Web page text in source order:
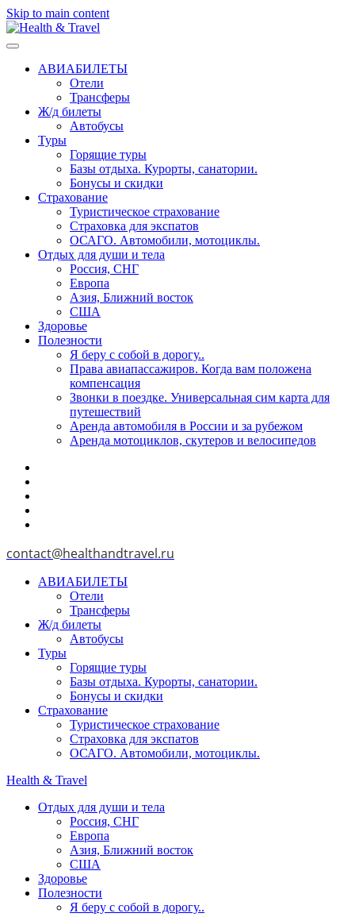
Skip to main content
АВИАБИЛЕТЫ
Отели
Трансферы
Ж/д билеты
Автобусы
Туры
Горящие туры
Базы отдыха. Курорты, санатории.
Бонусы и скидки
Страхование
Туристическое страхование
Страховка для экспатов
ОСАГО. Автомобили, мотоциклы.
Отдых для души и тела
Россия, СНГ
Европа
Азия, Ближний восток
США
Здоровье
Полезности
Я беру с собой в дорогу..
Права авиапассажиров. Когда вам положена
компенсация
Звонки в поездке. Универсальная сим карта для
путешествий
Аренда автомобиля в России и за рубежом
Аренда мотоциклов, скутеров и велосипедов
contact@healthandtravel.ru
АВИАБИЛЕТЫ
Отели
Трансферы
Ж/д билеты
Автобусы
Туры
Горящие туры
Базы отдыха. Курорты, санатории.
Бонусы и скидки
Страхование
Туристическое страхование
Страховка для экспатов
ОСАГО. Автомобили, мотоциклы.
Health & Travel
Отдых для души и тела
Россия, СНГ
Европа
Азия, Ближний восток
США
Здоровье
Полезности
Я беру с собой в дорогу..